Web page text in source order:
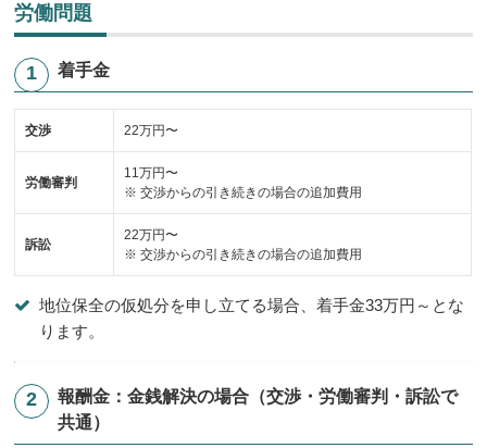
労働問題
着手金
交渉 22万円〜
労働審判
11万円〜
※ 交渉からの引き続きの場合の追加費用
訴訟
22万円〜
※ 交渉からの引き続きの場合の追加費用
地位保全の仮処分を申し立てる場合、着手金33万円～とな
ります。
報酬金：金銭解決の場合（交渉・労働審判・訴訟で
共通）